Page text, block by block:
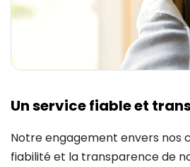
Un service fiable et
Notre engagement envers nos
fiabilité et la transparence de